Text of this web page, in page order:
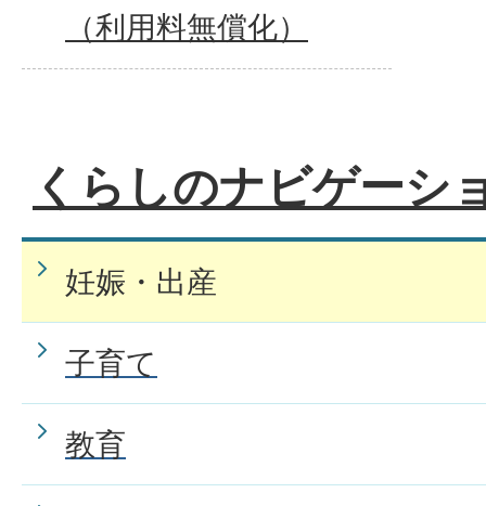
（利用料無償化）
くらしのナビゲーシ
妊娠・出産
子育て
教育